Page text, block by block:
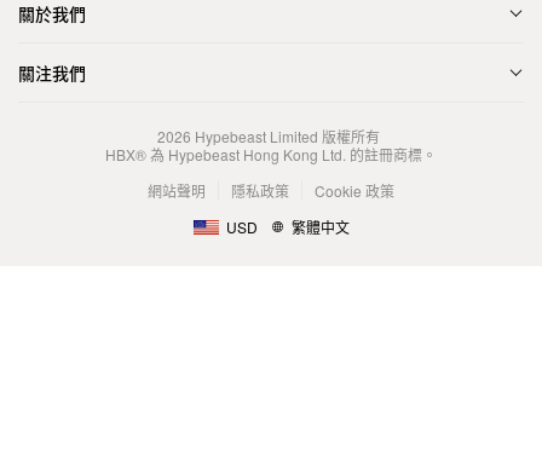
關於我們
關注我們
2026 Hypebeast Limited 版權所有
HBX® 為 Hypebeast Hong Kong Ltd. 的註冊商標。
網站聲明
隱私政策
Cookie 政策
USD
繁體中文